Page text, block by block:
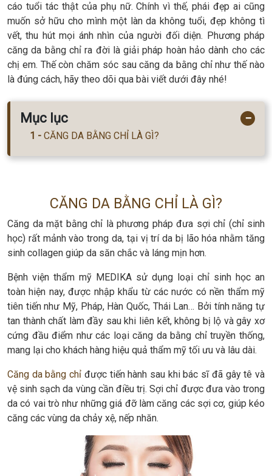
cáo tuổi tác thật của phụ nữ. Chính vì thế, phái đẹp ai cũng
muốn sở hữu cho mình một làn da không tuổi, đẹp không tì
vết, thu hút mọi ánh nhìn của người đối diện. Phương pháp
căng da bằng chỉ ra đời là giải pháp hoàn hảo dành cho các
chị em. Thế còn chăm sóc sau căng da bằng chỉ như thế nào
là đúng cách, hãy theo dõi qua bài viết dưới đây nhé!
Mục lục −
CĂNG DA BẰNG CHỈ LÀ GÌ?
CĂNG DA BẰNG CHỈ LÀ GÌ?
Căng da mặt bằng chỉ là phương pháp đưa sợi chỉ (chỉ sinh
học) rất mảnh vào trong da, tại vị trí da bị lão hóa nhằm tăng
sinh collagen giúp da săn chắc và láng mịn hơn.
Bệnh viện thẩm mỹ MEDIKA sử dụng loại chỉ sinh học an
toàn hiện nay, được nhập khẩu từ các nước có nền thẩm mỹ
tiên tiến như Mỹ, Pháp, Hàn Quốc, Thái Lan… Bởi tính năng tự
tan thành chất làm đầy sau khi liên kết, không bị lộ và gây xơ
cứng đầu điểm như các loại căng da bằng chỉ truyền thống,
mang lại cho khách hàng hiệu quả thẩm mỹ tối ưu và lâu dài.
Căng da bằng chỉ được tiến hành sau khi bác sĩ đã gây tê và
vệ sinh sạch da vùng cần điều trị. Sợi chỉ được đưa vào trong
da có vai trò như những giá đỡ làm căng các sợi cơ, giúp kéo
căng các vùng da chảy xệ, nếp nhăn.